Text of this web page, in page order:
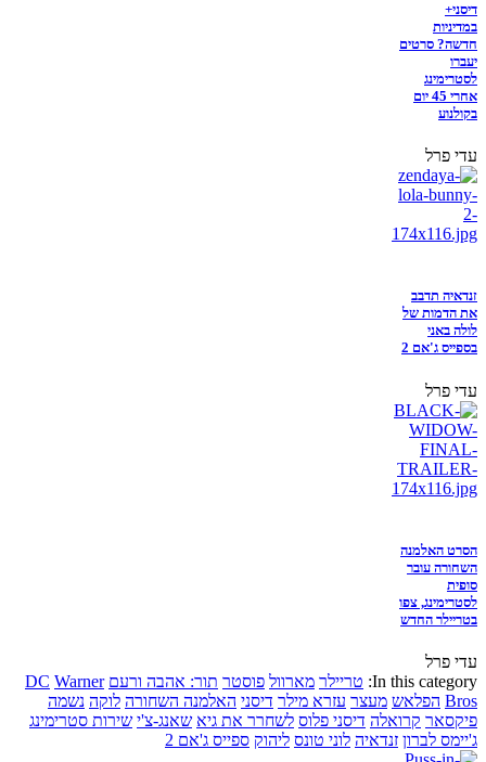
דיסני+
במדיניות
חדשה? סרטים
יעברו
לסטרימינג
אחרי 45 יום
בקולנוע
עדי פרל
זנדאיה תדבב
את הדמות של
לולה באני
בספייס ג'אם 2
עדי פרל
הסרט האלמנה
השחורה עובר
סופית
לסטרימינג, צפו
בטריילר החדש
עדי פרל
In this category: טריילר מארוול פוסטר תור: אהבה ורעם DC Warner
Bros הפלאש מעצר עזרא מילר דיסני האלמנה השחורה לוקה נשמה
פיקסאר קרואלה דיסני פלוס לשחרר את גיא שאנג-צ'י שירות סטרימינג
ג'יימס לברון זנדאיה לוני טונס ליהוק ספייס ג'אם 2